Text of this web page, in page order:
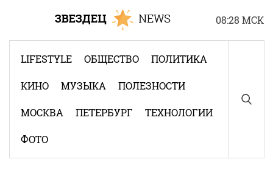
08:28 МСК
LIFESTYLE ОБЩЕСТВО ПОЛИТИКА
КИНО МУЗЫКА ПОЛЕЗНОСТИ
МОСКВА ПЕТЕРБУРГ ТЕХНОЛОГИИ
ФОТО